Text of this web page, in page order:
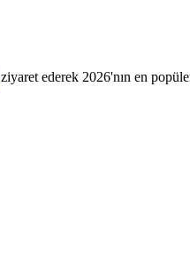
ziyaret ederek 2026'nın en